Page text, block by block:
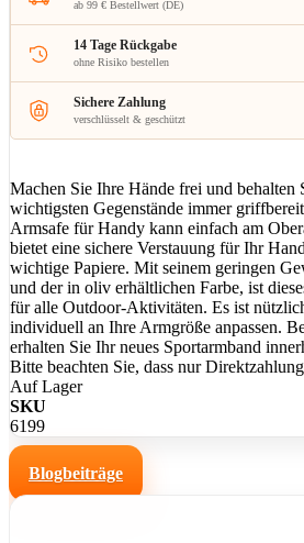
ab 99 € Bestellwert (DE)
14 Tage Rückgabe
ohne Risiko bestellen
Sichere Zahlung
verschlüsselt & geschützt
Machen Sie Ihre Hände frei und behalten
wichtigsten Gegenstände immer
Armsafe für Handy kann einfach am
bietet eine sichere Verstauung für Ihr
wichtige Papiere. Mit seinem geringen
und der in oliv erhältlichen Farbe, ist
für alle Outdoor-Aktivitäten. Es ist
individuell an Ihre Armgröße anpassen.
erhalten Sie Ihr neues Sportarmband
Bitte beachten Sie, dass nur
Auf Lager
SKU
6199
Blogbeiträge